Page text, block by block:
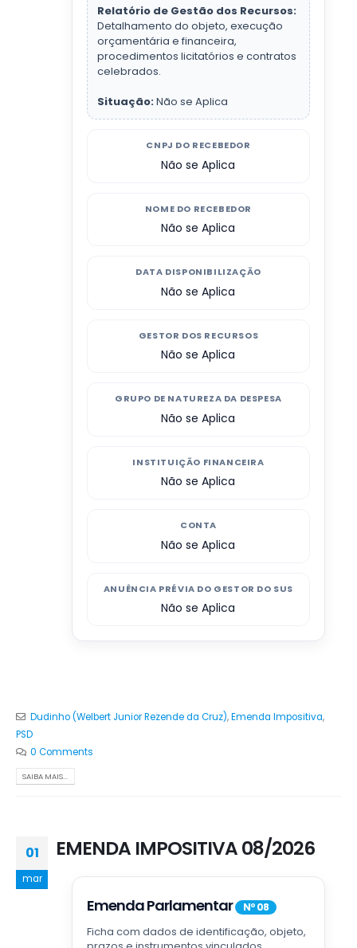
Relatório de Gestão dos Recursos:
Detalhamento do objeto, execução
orçamentária e financeira,
procedimentos licitatórios e contratos
celebrados.
Situação:Não se Aplica
CNPJ DO RECEBEDOR
Não se Aplica
NOME DO RECEBEDOR
Não se Aplica
DATA DISPONIBILIZAÇÃO
Não se Aplica
GESTOR DOS RECURSOS
Não se Aplica
GRUPO DE NATUREZA DA DESPESA
Não se Aplica
INSTITUIÇÃO FINANCEIRA
Não se Aplica
CONTA
Não se Aplica
ANUÊNCIA PRÉVIA DO GESTOR DO SUS
Não se Aplica
Dudinho (Welbert Junior Rezende da Cruz),Emenda Impositiva,
PSD
0 Comments
SAIBA MAIS...
01
mar
EMENDA IMPOSITIVA 08/2026
Emenda Parlamentar Nº 08
Ficha com dados de identificação, objeto,